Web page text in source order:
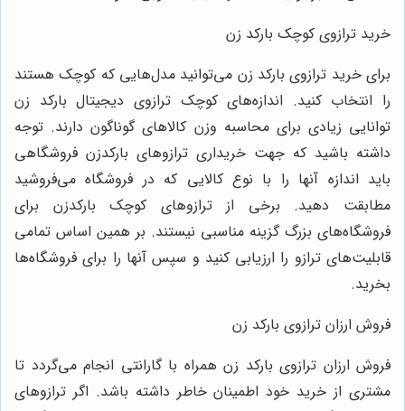
خرید ترازوی کوچک بارکد زن
برای خرید ترازوی بارکد زن می‌توانید مدل‌هایی که کوچک هستند
را انتخاب کنید. اندازه‌های کوچک ترازوی دیجیتال بارکد زن
توانایی زیادی برای محاسبه وزن کالاهای گوناگون دارند. توجه
داشته باشید که جهت خریداری ترازوهای بارکدزن فروشگاهی
باید اندازه آنها را با نوع کالایی که در فروشگاه می‌فروشید
مطابقت دهید. برخی از ترازوهای کوچک بارکدزن برای
فروشگاه‌های بزرگ گزینه مناسبی نیستند. بر همین اساس تمامی
قابلیت‌های ترازو را ارزیابی کنید و سپس آنها را برای فروشگاه‌ها
بخرید.
فروش ارزان ترازوی بارکد زن
فروش ارزان ترازوی بارکد زن همراه با گارانتی انجام می‌گردد تا
مشتری از خرید خود اطمینان خاطر داشته باشد. اگر ترازوهای